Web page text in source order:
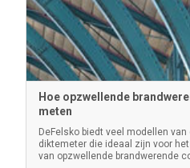
AC Stroom Kit
Gebruik voor continu
verschillende alternatieve
uw PosiTector op batterijen.
batterijen.
Hoe opzwellende
meten
DeFelsko biedt veel modellen
diktemeter die ideaal zijn voor
van opzwellende brandwerende